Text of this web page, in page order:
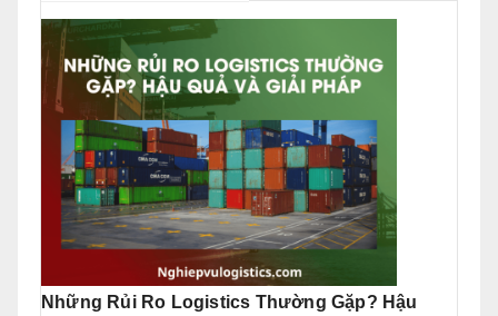
Những Rủi Ro Logistics Thường Gặp? Hậu